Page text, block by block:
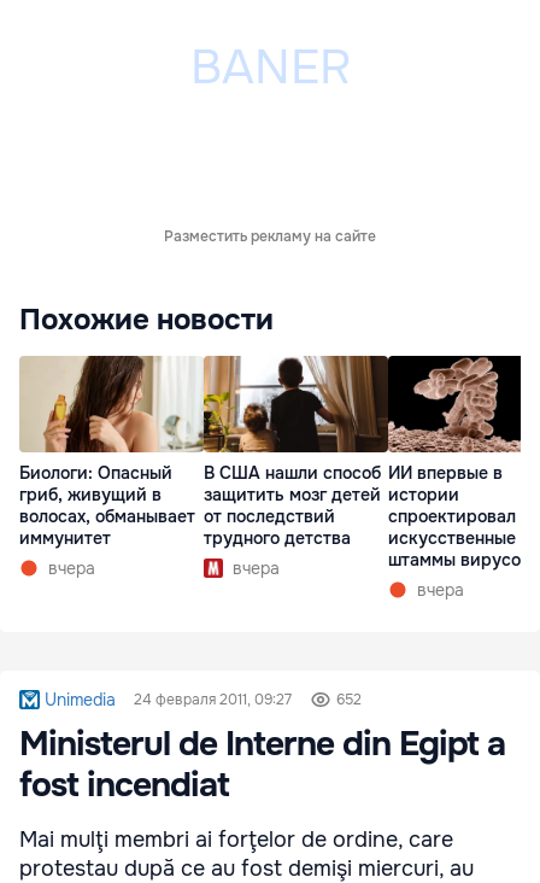
Разместить рекламу на сайте
Похожие новости
Биологи: Опасный
гриб, живущий в
волосах, обманывает
иммунитет
вчера
В США нашли способ
защитить мозг детей
от последствий
трудного детства
вчера
ИИ впервые в
истории
спроектировал
искусственные
штаммы вирусов
нулявчера
Unimedia 24 февраля 2011, 09:27 652
Ministerul de Interne din Egipt a
fost incendiat
Mai mulţi membri ai forţelor de ordine, care
protestau după ce au fost demişi miercuri, au